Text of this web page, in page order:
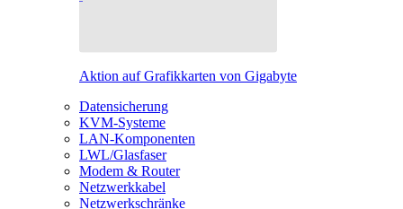
Aktion auf Grafikkarten von Gigabyte
Datensicherung
KVM-Systeme
LAN-Komponenten
LWL/Glasfaser
Modem & Router
Netzwerkkabel
Netzwerkschränke